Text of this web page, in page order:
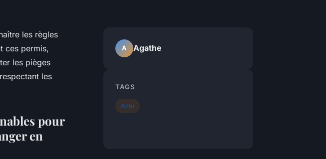
les règles
ces permis,
les pièges
les
pour
en
A Agathe
TAGS
Actu